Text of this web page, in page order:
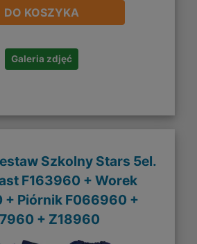
DO KOSZYKA
Galeria zdjęć
Szkolny Stars 5el.
F163960 + Worek
+ Piórnik F066960 +
+ Z18960